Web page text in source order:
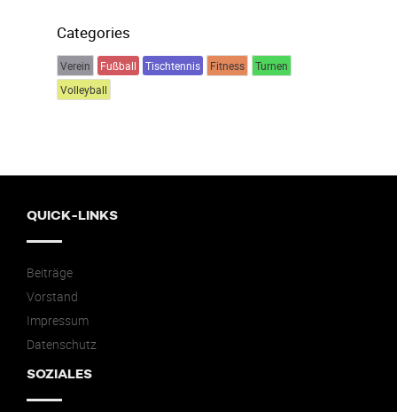
Categories
Verein Fußball Tischtennis Fitness
Turnen
Volleyball
QUICK-LINKS
Beiträge
Vorstand
Impressum
Datenschutz
SOZIALES